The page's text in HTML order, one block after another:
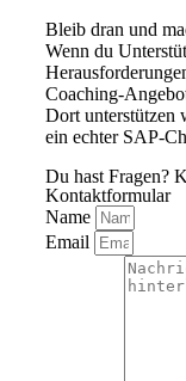
Bleib dran und
Wenn du
Coaching-
Dort unterstützen
ein echter SAP-
Du hast Fragen?
Kontaktformular
Name
Email